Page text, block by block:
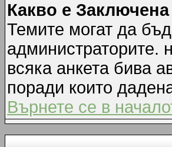
Какво е
Темите могат да
администраторите.
всяка анкета бива
поради които
Върнете се в